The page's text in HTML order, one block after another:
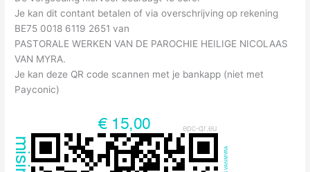
Je kan dit contant betalen of via overschrijving op rekening
BE75 0018 6119 2651 van
PASTORALE WERKEN VAN DE PAROCHIE HEILIGE NICOLAAS
VAN MYRA.
Je kan deze QR code scannen met je bankapp (niet met
Payconic)